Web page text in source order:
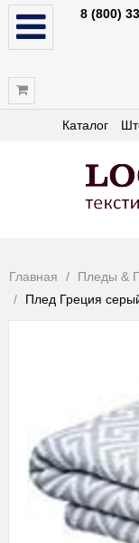
8 (800)
Каталог
Главная Пледы &
Плед Греция